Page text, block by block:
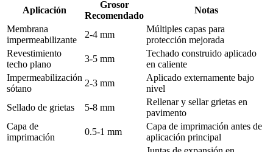
Aplicación
Grosor
Recomendado
Notas
Membrana
impermeabilizante
2-4 mm
Múltiples capas para
protección mejorada
Revestimiento
techo plano
3-5 mm
Techado construido aplicado
en caliente
Impermeabilización
sótano
2-3 mm
Aplicado externamente bajo
nivel
Sellado de grietas
5-8 mm
Rellenar y sellar grietas en
pavimento
Capa de
imprimación
0.5-1 mm
Capa de imprimación antes de
aplicación principal